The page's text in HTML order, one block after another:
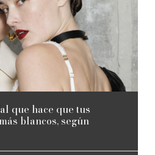
que hace que tus
blancos, según